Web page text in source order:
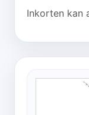
Inkorten kan